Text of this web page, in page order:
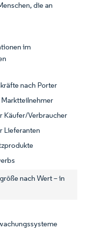
die an
im
nach Porter
Käufer/Verbraucher
Lieferanten
nach Wert – in